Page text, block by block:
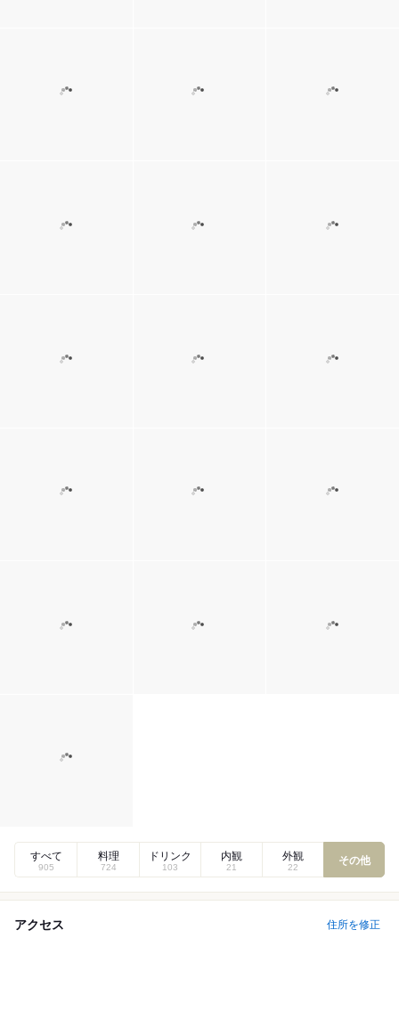
すべて
905
料理
724
ドリンク
103
内観
21
外観
22
その他
アクセス 住所を修正